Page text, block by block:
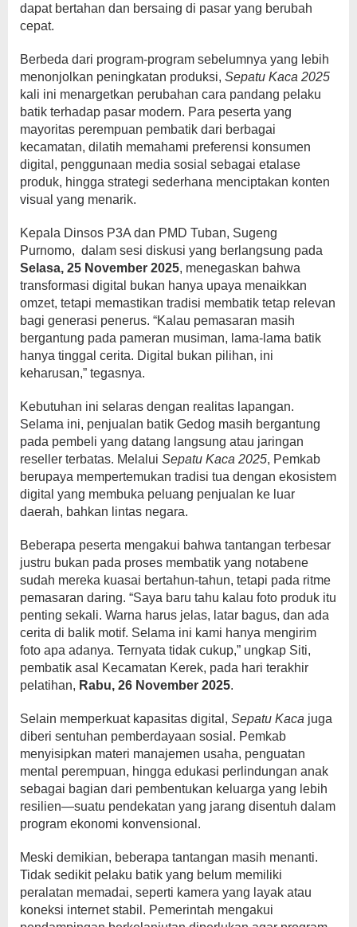
dapat bertahan dan bersaing di pasar yang berubah
cepat.
Berbeda dari program-program sebelumnya yang lebih
menonjolkan peningkatan produksi, Sepatu Kaca 2025
kali ini menargetkan perubahan cara pandang pelaku
batik terhadap pasar modern. Para peserta yang
mayoritas perempuan pembatik dari berbagai
kecamatan, dilatih memahami preferensi konsumen
digital, penggunaan media sosial sebagai etalase
produk, hingga strategi sederhana menciptakan konten
visual yang menarik.
Kepala Dinsos P3A dan PMD Tuban, Sugeng
Purnomo, dalam sesi diskusi yang berlangsung pada
Selasa, 25 November 2025, menegaskan bahwa
transformasi digital bukan hanya upaya menaikkan
omzet, tetapi memastikan tradisi membatik tetap relevan
bagi generasi penerus. “Kalau pemasaran masih
bergantung pada pameran musiman, lama-lama batik
hanya tinggal cerita. Digital bukan pilihan, ini
keharusan,” tegasnya.
Kebutuhan ini selaras dengan realitas lapangan.
Selama ini, penjualan batik Gedog masih bergantung
pada pembeli yang datang langsung atau jaringan
reseller terbatas. Melalui Sepatu Kaca 2025, Pemkab
berupaya mempertemukan tradisi tua dengan ekosistem
digital yang membuka peluang penjualan ke luar
daerah, bahkan lintas negara.
Beberapa peserta mengakui bahwa tantangan terbesar
justru bukan pada proses membatik yang notabene
sudah mereka kuasai bertahun-tahun, tetapi pada ritme
pemasaran daring. “Saya baru tahu kalau foto produk itu
penting sekali. Warna harus jelas, latar bagus, dan ada
cerita di balik motif. Selama ini kami hanya mengirim
foto apa adanya. Ternyata tidak cukup,” ungkap Siti,
pembatik asal Kecamatan Kerek, pada hari terakhir
pelatihan, Rabu, 26 November 2025.
Selain memperkuat kapasitas digital, Sepatu Kaca juga
diberi sentuhan pemberdayaan sosial. Pemkab
menyisipkan materi manajemen usaha, penguatan
mental perempuan, hingga edukasi perlindungan anak
sebagai bagian dari pembentukan keluarga yang lebih
resilien—suatu pendekatan yang jarang disentuh dalam
program ekonomi konvensional.
Meski demikian, beberapa tantangan masih menanti.
Tidak sedikit pelaku batik yang belum memiliki
peralatan memadai, seperti kamera yang layak atau
koneksi internet stabil. Pemerintah mengakui